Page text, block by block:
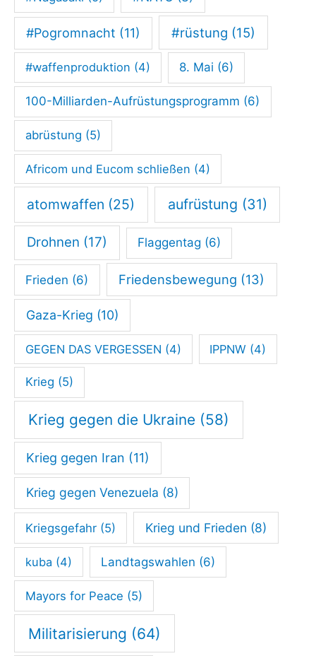
#Pogromnacht (11) #rüstung (15)
#waffenproduktion (4) 8. Mai (6)
100-Milliarden-Aufrüstungsprogramm (6)
abrüstung (5)
Africom und Eucom schließen (4)
atomwaffen (25) aufrüstung (31)
Drohnen (17) Flaggentag (6)
Frieden (6) Friedensbewegung (13)
Gaza-Krieg (10)
GEGEN DAS VERGESSEN (4) IPPNW (4)
Krieg (5)
Krieg gegen die Ukraine (58)
Krieg gegen Iran (11)
Krieg gegen Venezuela (8)
Kriegsgefahr (5) Krieg und Frieden (8)
kuba (4) Landtagswahlen (6)
Mayors for Peace (5)
Militarisierung (64)